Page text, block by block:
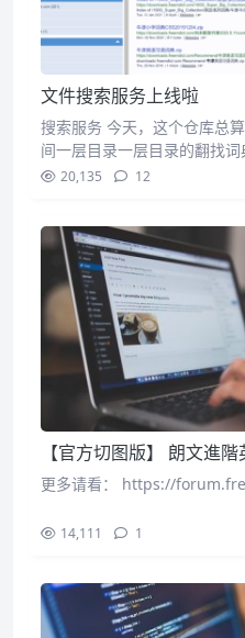
文件搜索服务上线啦
搜索服务 今天，这个仓库总
间一层目录一层目录的翻找
20,135 12
【官方切图版】 朗文進
更多请看： https://
14,111 1